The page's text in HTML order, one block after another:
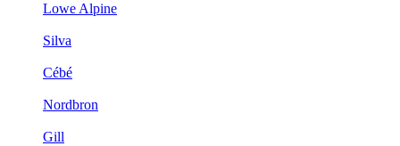
Lowe Alpine
Silva
Cébé
Nordbron
Gill